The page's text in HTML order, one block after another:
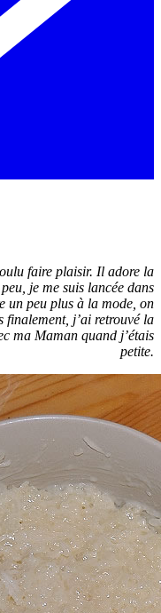
faire plaisir. Il adore la
je me suis lancée dans
un peu plus à la mode, on
finalement, j’ai retrouvé la
ma Maman quand j’étais
petite.